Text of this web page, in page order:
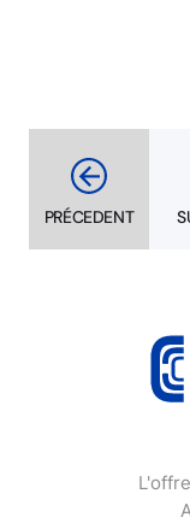
PRÉCEDENT